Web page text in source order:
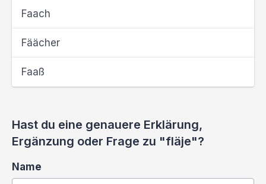
Faach
Fäächer
Faaß
Hast du eine genauere Erklärung,
Ergänzung oder Frage zu "fläje"?
Name